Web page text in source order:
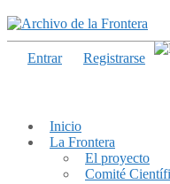
Inicio
La Frontera
El proyecto
Comité
Entrar Registrarse